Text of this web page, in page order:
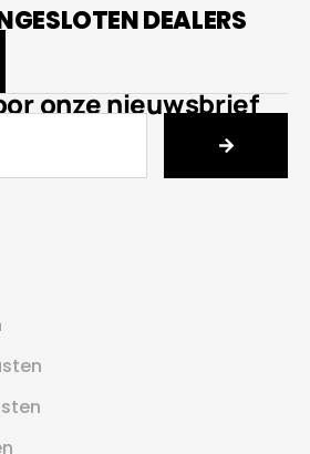
DEALERS
onze nieuwsbrief